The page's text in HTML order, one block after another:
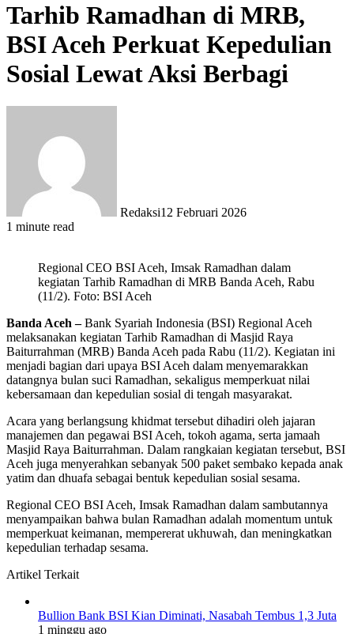
Tarhib Ramadhan di MRB,
BSI Aceh Perkuat Kepedulian
Sosial Lewat Aksi Berbagi
Redaksi12 Februari 2026
1 minute read
Regional CEO BSI Aceh, Imsak Ramadhan dalam
kegiatan Tarhib Ramadhan di MRB Banda Aceh, Rabu
(11/2). Foto: BSI Aceh
Banda Aceh –Bank Syariah Indonesia (BSI) Regional Aceh
melaksanakan kegiatan Tarhib Ramadhan di Masjid Raya
Baiturrahman (MRB) Banda Aceh pada Rabu (11/2). Kegiatan ini
menjadi bagian dari upaya BSI Aceh dalam menyemarakkan
datangnya bulan suci Ramadhan, sekaligus memperkuat nilai
kebersamaan dan kepedulian sosial di tengah masyarakat.
Acara yang berlangsung khidmat tersebut dihadiri oleh jajaran
manajemen dan pegawai BSI Aceh, tokoh agama, serta jamaah
Masjid Raya Baiturrahman. Dalam rangkaian kegiatan tersebut, BSI
Aceh juga menyerahkan sebanyak 500 paket sembako kepada anak
yatim dan dhuafa sebagai bentuk kepedulian sosial sesama.
Regional CEO BSI Aceh, Imsak Ramadhan dalam sambutannya
menyampaikan bahwa bulan Ramadhan adalah momentum untuk
memperkuat keimanan, mempererat ukhuwah, dan meningkatkan
kepedulian terhadap sesama.
Artikel Terkait
Bullion Bank BSI Kian Diminati, Nasabah Tembus 1,3 Juta
1 minggu ago